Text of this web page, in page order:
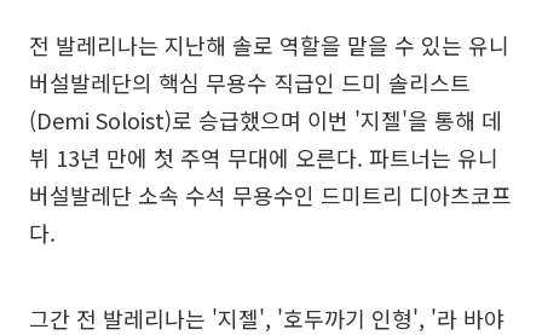
전 발레리나는 지난해 솔로 역할을 맡을 수 있는 유니
버설발레단의 핵심 무용수 직급인 드미 솔리스트
(Demi Soloist)로 승급했으며 이번 '지젤'을 통해 데
뷔 13년 만에 첫 주역 무대에 오른다. 파트너는 유니
버설발레단 소속 수석 무용수인 드미트리 디아츠코프
다.
그간 전 발레리나는 '지젤', '호두까기 인형', '라 바야